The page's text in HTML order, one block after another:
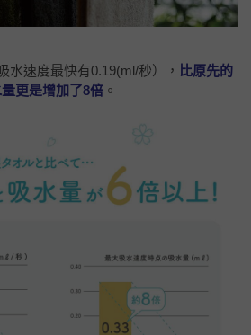
水速度最快有0.19(ml/秒）， 比原先的
更是增加了8倍 。